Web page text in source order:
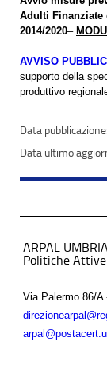
Adulti Finanziate
2014/2020–
AVVISO
supporto della
produttivo
ARPAL
Politiche
Via Palermo 86/A